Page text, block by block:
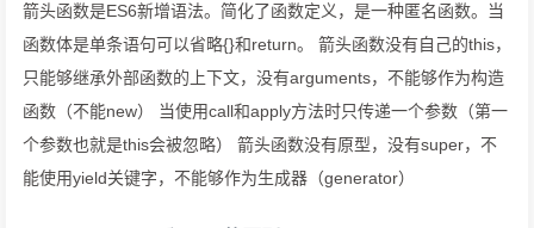
箭头函数是ES6新增语法。简化了函数定义，是一种匿名函数。当
函数体是单条语句可以省略{}和return。 箭头函数没有自己的this，
只能够继承外部函数的上下文，没有arguments，不能够作为构造
函数（不能new） 当使用call和apply方法时只传递一个参数（第一
个参数也就是this会被忽略） 箭头函数没有原型，没有super，不
能使用yield关键字，不能够作为生成器（generator）